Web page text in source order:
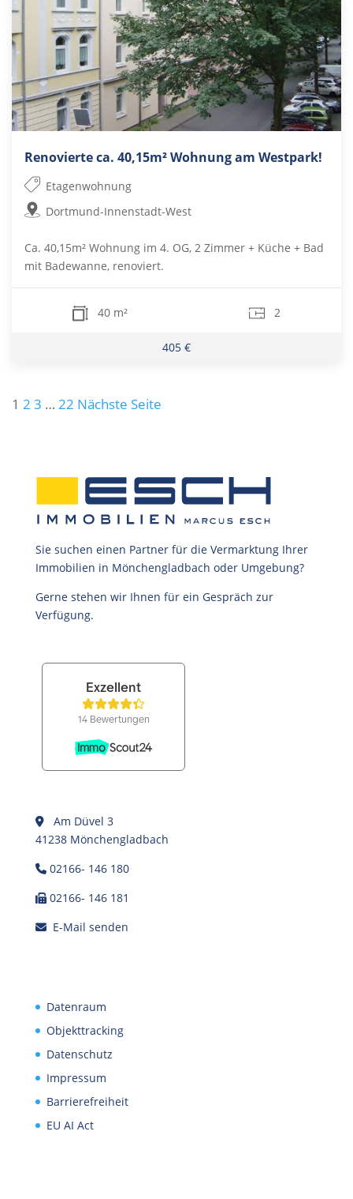
Renovierte ca. 40,15m² Wohnung am Westpark!
Etagenwohnung
Dortmund-Innenstadt-West
Ca. 40,15m² Wohnung im 4. OG, 2 Zimmer + Küche + Bad
mit Badewanne, renoviert.
40 m² 2
405 €
Seitennummerierung
1 2 3 … 22 Nächste Seite
Sie suchen einen Partner für die Vermarktung Ihrer
Immobilien in Mönchengladbach oder Umgebung?
Gerne stehen wir Ihnen für ein Gespräch zur
Verfügung.
Am Düvel 3
41238 Mönchengladbach
02166- 146 180
02166- 146 181
E-Mail senden
Datenraum
Objekttracking
Datenschutz
Impressum
Barrierefreiheit
EU AI Act